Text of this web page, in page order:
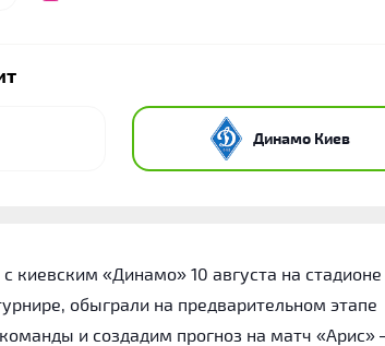
Динамо Киев
киевским «Динамо» 10 августа на стадионе
обыграли на предварительном этапе
и создадим прогноз на матч «Арис»